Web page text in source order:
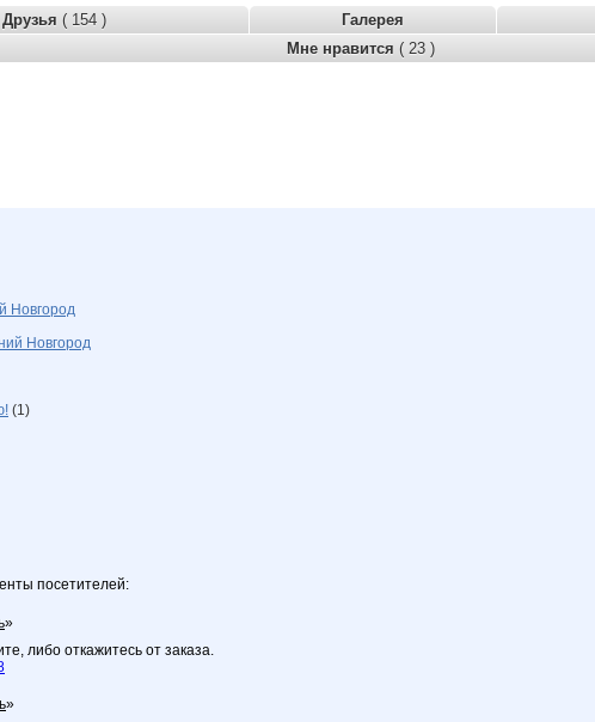
Друзья ( 154 ) Галерея
Мне нравится ( 23 )
Новгород
Новгород
(1)
посетителей:
»
либо откажитесь от заказа.
»